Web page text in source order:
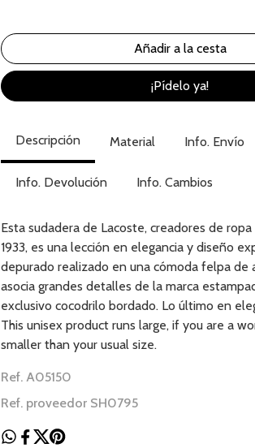
¡Pídelo ya!
Descripción Material Info. Envío
Info. Devolución Info. Cambios
Esta sudadera de Lacoste, creadores de
1933, es una lección en elegancia y diseño
depurado realizado en una cómoda felpa de
asocia grandes detalles de la marca
exclusivo cocodrilo bordado. Lo último en
This unisex product runs large, if you are a
smaller than your usual size.
Ref. A05150
Ref. proveedor SH0795